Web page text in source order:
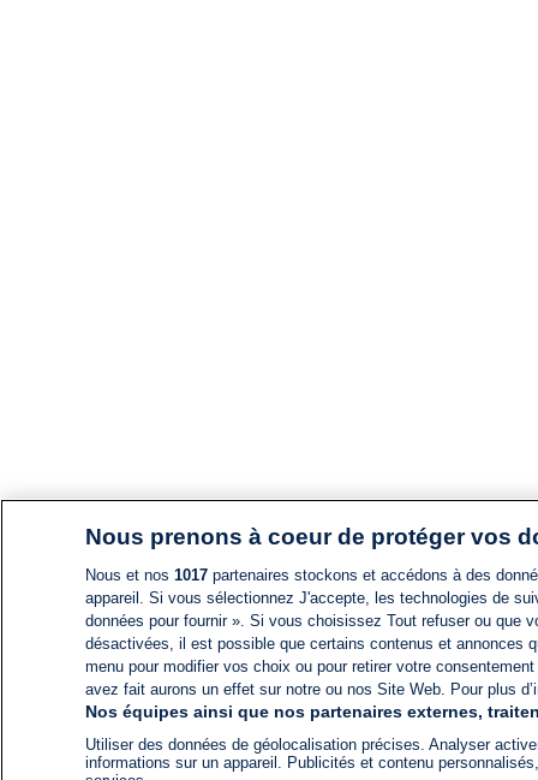
Nous prenons à coeur de protéger vos
Nous et nos 1017partenaires stockons et accédons à des
appareil. Si vous sélectionnez J'accepte, les technologies de
données pour fournir ». Si vous choisissez Tout refuser ou
désactivées, il est possible que certains contenus et annonces
menu pour modifier vos choix ou pour retirer votre
avez fait aurons un effet sur notre ou nos Site Web. Pour plus
Nos équipes ainsi que nos partenaires externes,
Utiliser des données de géolocalisation précises. Analyser
informations sur un appareil. Publicités et contenu